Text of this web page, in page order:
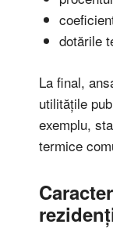
dotările
La final,
utilitățile
exemplu,
termice